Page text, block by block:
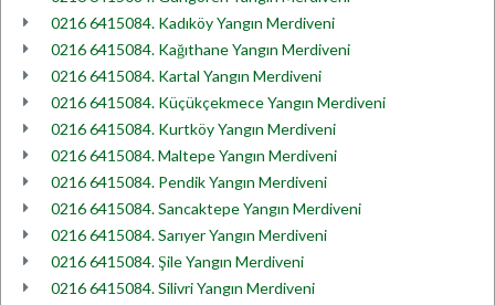
0216 6415084. Kadıköy Yangın Merdiveni
0216 6415084. Kağıthane Yangın Merdiveni
0216 6415084. Kartal Yangın Merdiveni
0216 6415084. Küçükçekmece Yangın Merdiveni
0216 6415084. Kurtköy Yangın Merdiveni
0216 6415084. Maltepe Yangın Merdiveni
0216 6415084. Pendik Yangın Merdiveni
0216 6415084. Sancaktepe Yangın Merdiveni
0216 6415084. Sarıyer Yangın Merdiveni
0216 6415084. Şile Yangın Merdiveni
0216 6415084. Silivri Yangın Merdiveni